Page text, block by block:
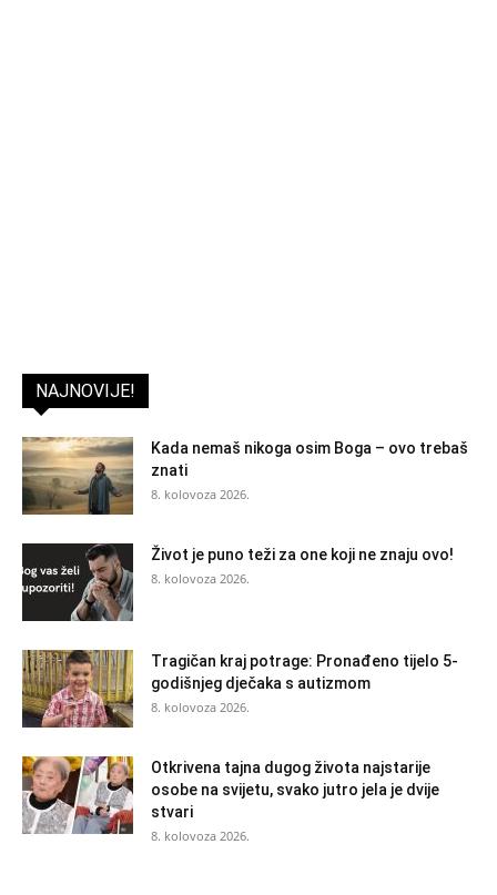
NAJNOVIJE!
Kada nemaš nikoga osim Boga – ovo trebaš
znati
8. kolovoza 2026.
Život je puno teži za one koji ne znaju ovo!
8. kolovoza 2026.
Tragičan kraj potrage: Pronađeno tijelo 5-
godišnjeg dječaka s autizmom
8. kolovoza 2026.
Otkrivena tajna dugog života najstarije
osobe na svijetu, svako jutro jela je dvije
stvari
8. kolovoza 2026.